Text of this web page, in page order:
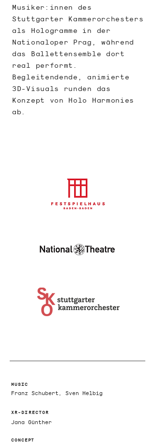
Musiker:innen des
Stuttgarter Kammerorchesters
als Hologramme in der
Nationaloper Prag, während
das Ballettensemble dort
real performt.
Begleitendende, animierte
3D-Visuals runden das
Konzept von Holo Harmonies
ab.
MUSIC
Franz Schubert, Sven Helbig
XR-DIRECTOR
Jana Günther
CONCEPT